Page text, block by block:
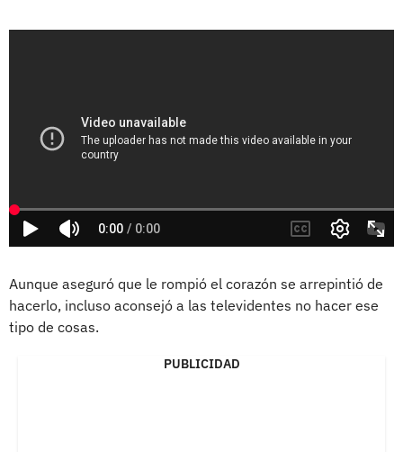
Aunque aseguró que le rompió el corazón se arrepintió de
hacerlo, incluso aconsejó a las televidentes no hacer ese
tipo de cosas.
PUBLICIDAD